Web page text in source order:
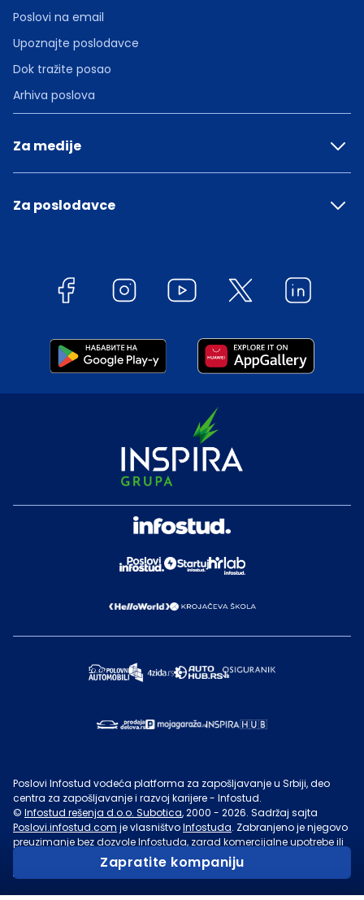
Zapratite kompaniju
Poslovi na email
Upoznajte poslodavce
Dok tražite posao
Arhiva poslova
Za medije
Za poslodavce
Poslovi Infostud vodeća platforma za zapošljavanje u Srbiji, deo
centra za zapošljavanje i razvoj karijere - Infostud.
© Infostud rešenja d.o.o. Subotica, 2000 - 2026. Sadržaj sajta
Poslovi.infostud.com je vlasništvoInfostuda. Zabranjeno je njegovo
preuzimanje bez dozvoleInfostuda, zarad komercijalne upotrebe ili
u druge svrhe, osim za lične potrebe posetilaca sajta.